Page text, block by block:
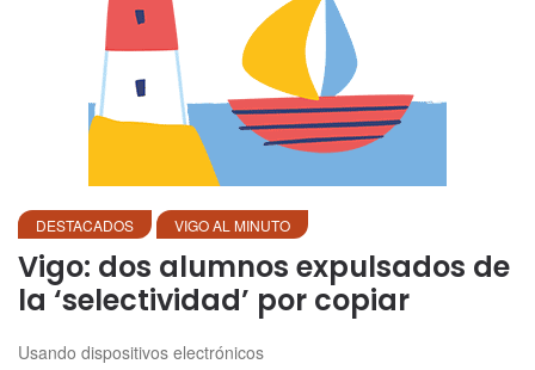
DESTACADOS VIGO AL MINUTO
Vigo: dos alumnos expulsados de
la ‘selectividad’ por copiar
Usando dispositivos electrónicos